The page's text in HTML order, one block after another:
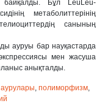
байқалды. Бұл LeuLeu-
метаболиттерінің
санының
ауруы бар науқастарда
мен жасуша
анықталды.
полиморфизм